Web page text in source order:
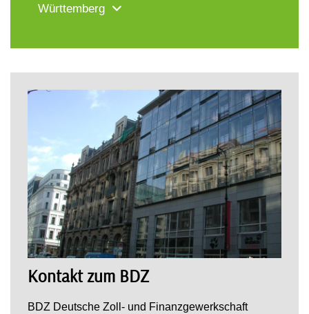
Württemberg
Kontakt zum BDZ
BDZ Deutsche Zoll- und Finanzgewerkschaft